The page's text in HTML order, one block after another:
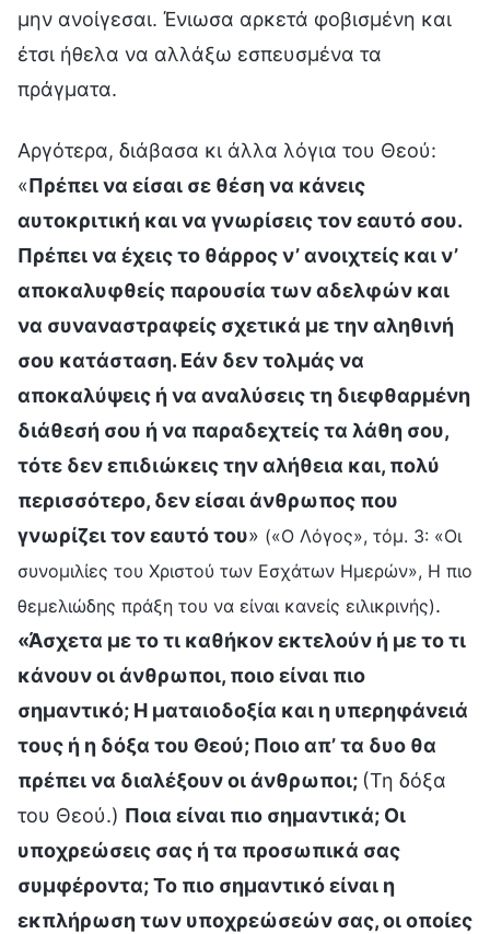
μην ανοίγεσαι. Ένιωσα αρκετά φοβισμένη και
έτσι ήθελα να αλλάξω εσπευσμένα τα
πράγματα.
Αργότερα, διάβασα κι άλλα λόγια του Θεού:
«Πρέπει να είσαι σε θέση να κάνεις
αυτοκριτική και να γνωρίσεις τον εαυτό σου.
Πρέπει να έχεις το θάρρος ν’ ανοιχτείς και ν’
αποκαλυφθείς παρουσία των αδελφών και
να συναναστραφείς σχετικά με την αληθινή
σου κατάσταση. Εάν δεν τολμάς να
αποκαλύψεις ή να αναλύσεις τη διεφθαρμένη
διάθεσή σου ή να παραδεχτείς τα λάθη σου,
τότε δεν επιδιώκεις την αλήθεια και, πολύ
περισσότερο, δεν είσαι άνθρωπος που
γνωρίζει τον εαυτό του» («Ο Λόγος», τόμ. 3: «Οι
συνομιλίες του Χριστού των Εσχάτων Ημερών», Η πιο
θεμελιώδης πράξη του να είναι κανείς ειλικρινής).
«Άσχετα με το τι καθήκον εκτελούν ή με το τι
κάνουν οι άνθρωποι, ποιο είναι πιο
σημαντικό; Η ματαιοδοξία και η υπερηφάνειά
τους ή η δόξα του Θεού; Ποιο απ’ τα δυο θα
πρέπει να διαλέξουν οι άνθρωποι; (Τη δόξα
του Θεού.) Ποια είναι πιο σημαντικά; Οι
υποχρεώσεις σας ή τα προσωπικά σας
συμφέροντα; Το πιο σημαντικό είναι η
εκπλήρωση των υποχρεώσεών σας, οι οποίες